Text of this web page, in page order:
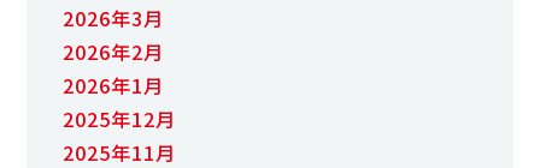
2026年3月
2026年2月
2026年1月
2025年12月
2025年11月